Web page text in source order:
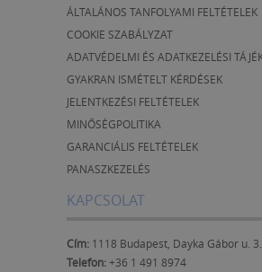
ÁLTALÁNOS TANFOLYAMI FELTÉTELEK
COOKIE SZABÁLYZAT
ADATVÉDELMI ÉS ADATKEZELÉSI
GYAKRAN ISMÉTELT KÉRDÉSEK
JELENTKEZÉSI FELTÉTELEK
MINŐSÉGPOLITIKA
GARANCIÁLIS FELTÉTELEK
PANASZKEZELÉS
KAPCSOLAT
Cím: 1118 Budapest, Dayka Gábor u. 3.
Telefon:+36 1 491 8974